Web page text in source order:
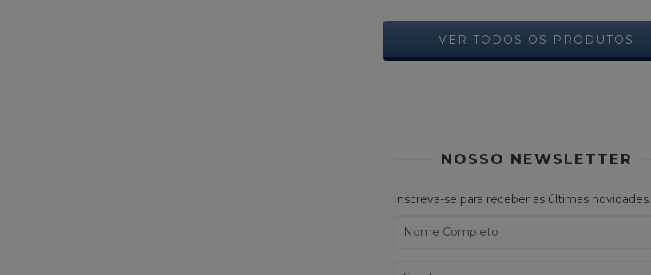
VER TODOS OS PRODUTOS
NOSSO NEWSLETTER
Inscreva-se para receber as últimas novidades.